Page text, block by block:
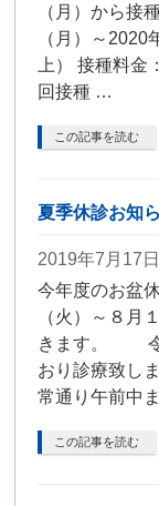
（月）から接
（月）～
上） 接種料
回接種 …
この記事を読む
夏季休診お知
2019年7月17日
今年度のお盆
（火）～８月
きます。 令
おり診療致
常通り午前中
この記事を読む